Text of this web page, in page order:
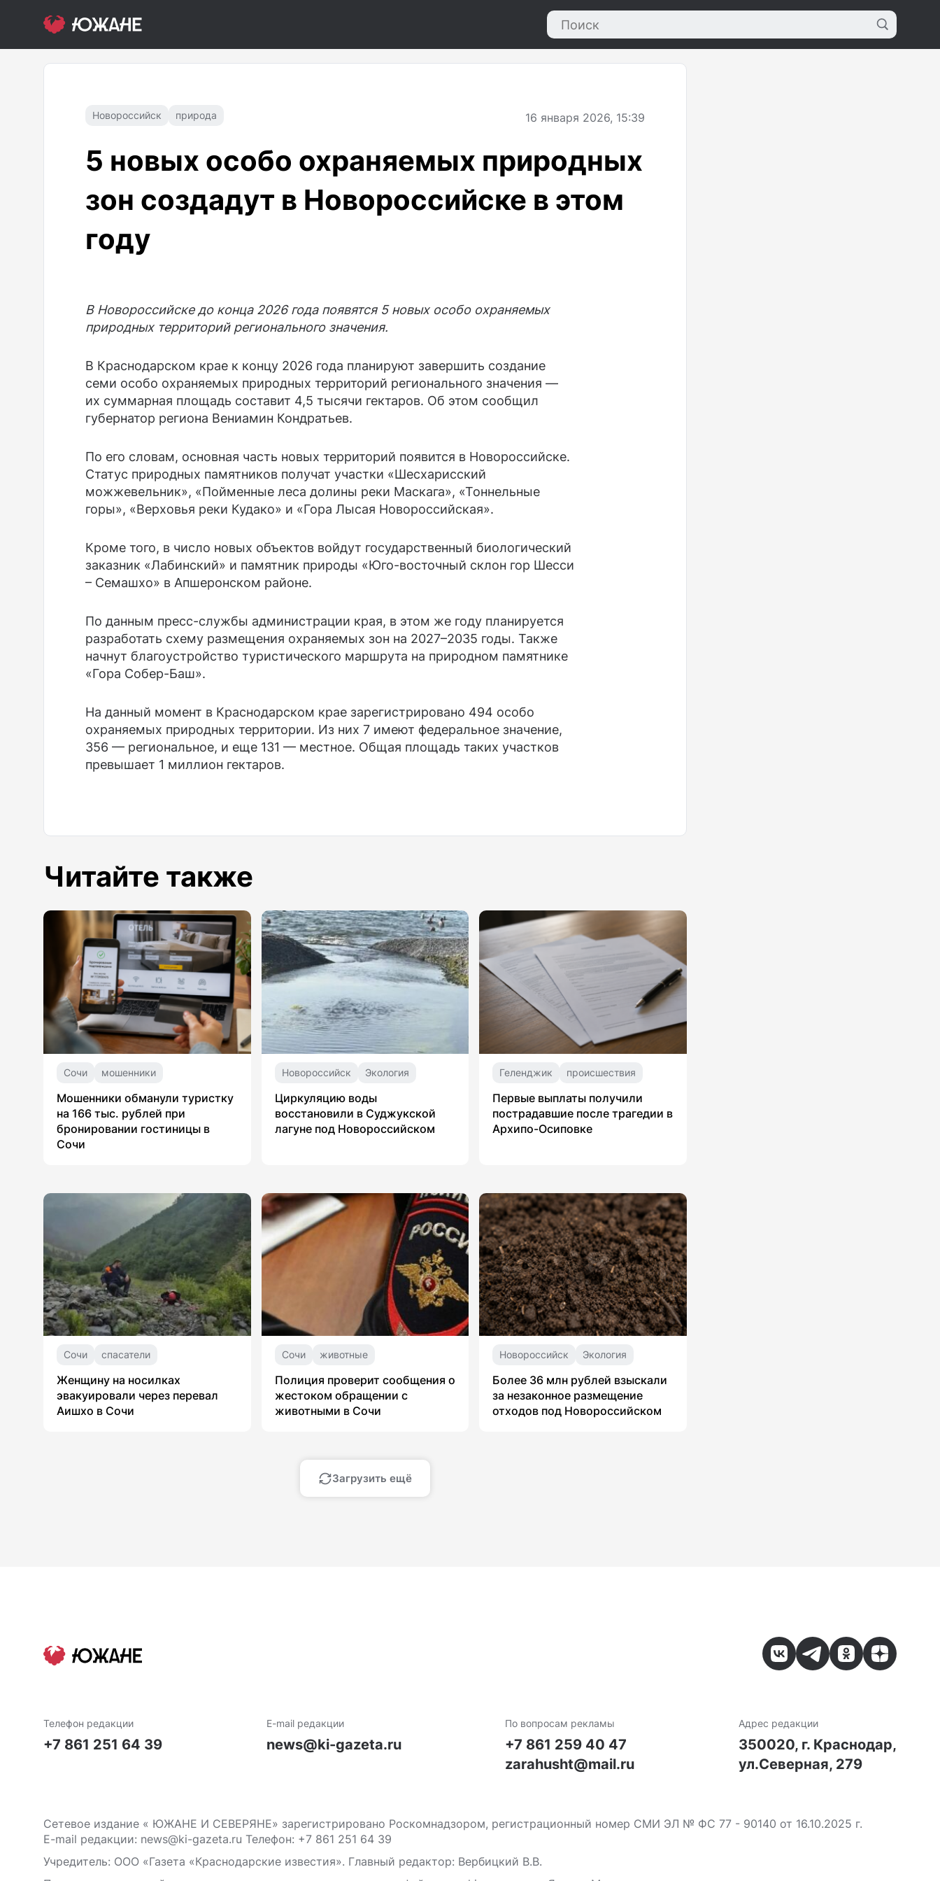
Новороссийск природа 16 января 2026, 15:39
5 новых особо охраняемых природных
зон создадут в Новороссийске в этом
году
В Новороссийске до конца 2026 года появятся 5 новых особо охраняемых
природных территорий регионального значения.
В Краснодарском крае к концу 2026 года планируют завершить создание
семи особо охраняемых природных территорий регионального значения —
их суммарная площадь составит 4,5 тысячи гектаров. Об этом сообщил
губернатор региона Вениамин Кондратьев.
По его словам, основная часть новых территорий появится в Новороссийске.
Статус природных памятников получат участки «Шесхарисский
можжевельник», «Пойменные леса долины реки Маскага», «Тоннельные
горы», «Верховья реки Кудако» и «Гора Лысая Новороссийская».
Кроме того, в число новых объектов войдут государственный биологический
заказник «Лабинский» и памятник природы «Юго-восточный склон гор Шесси
– Семашхо» в Апшеронском районе.
По данным пресс-службы администрации края, в этом же году планируется
разработать схему размещения охраняемых зон на 2027–2035 годы. Также
начнут благоустройство туристического маршрута на природном памятнике
«Гора Собер-Баш».
На данный момент в Краснодарском крае зарегистрировано 494 особо
охраняемых природных территории. Из них 7 имеют федеральное значение,
356 — региональное, и еще 131 — местное. Общая площадь таких участков
превышает 1 миллион гектаров.
Читайте также
Сочи мошенники
Мошенники обманули туристку
на 166 тыс. рублей при
бронировании гостиницы в
Сочи
Новороссийск Экология
Циркуляцию воды
восстановили в Суджукской
лагуне под Новороссийском
Геленджик происшествия
Первые выплаты получили
пострадавшие после трагедии в
Архипо-Осиповке
Сочи спасатели
Женщину на носилках
эвакуировали через перевал
Аишхо в Сочи
Сочи животные
Полиция проверит сообщения о
жестоком обращении с
животными в Сочи
Новороссийск Экология
Более 36 млн рублей взыскали
за незаконное размещение
отходов под Новороссийском
Загрузить ещё
Телефон редакции
+7 861 251 64 39
E-mail редакции
news@ki-gazeta.ru
По вопросам рекламы
+7 861 259 40 47
zarahusht@mail.ru
Адрес редакции
350020, г. Краснодар,
ул.Северная, 279
Сетевое издание « ЮЖАНЕ И СЕВЕРЯНЕ» зарегистрировано Роскомнадзором, регистрационный номер СМИ ЭЛ № ФС 77 - 90140 от 16.10.2025 г.
E-mail редакции: news@ki-gazeta.ru Телефон: +7 861 251 64 39
Учредитель: ООО «Газета «Краснодарские известия». Главный редактор: Вербицкий В.В.